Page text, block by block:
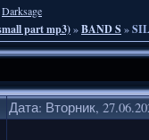
Darksage
part mp3)»BAND S »
Дата: Вторник,